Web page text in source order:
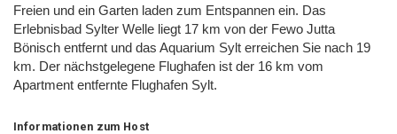
Freien und ein Garten laden zum Entspannen ein. Das
Erlebnisbad Sylter Welle liegt 17 km von der Fewo Jutta
Bönisch entfernt und das Aquarium Sylt erreichen Sie nach 19
km. Der nächstgelegene Flughafen ist der 16 km vom
Apartment entfernte Flughafen Sylt.
Informationen zum Host